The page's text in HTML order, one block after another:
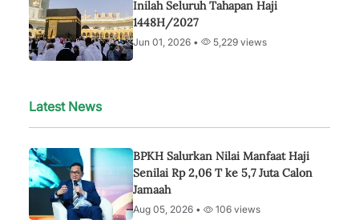
Inilah Seluruh Tahapan Haji
1448H/2027
Jun 01, 2026 • 5,229 views
Latest News
BPKH Salurkan Nilai Manfaat Haji
Senilai Rp 2,06 T ke 5,7 Juta Calon
Jamaah
Aug 05, 2026 • 106 views